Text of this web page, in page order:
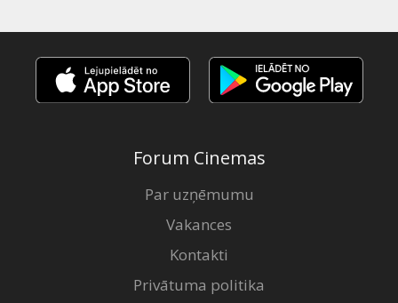
Forum Cinemas
Par uzņēmumu
Vakances
Kontakti
Privātuma politika